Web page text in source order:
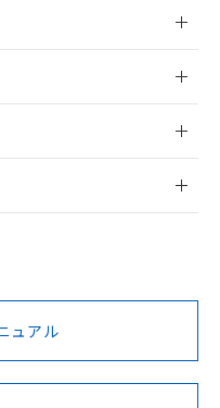
登録
く前に、以下を必ずお読
ュアル
は、
"
の「1.共同利
非含有証明書
酸エステル類４
までの期間は出
ことから備考
した。